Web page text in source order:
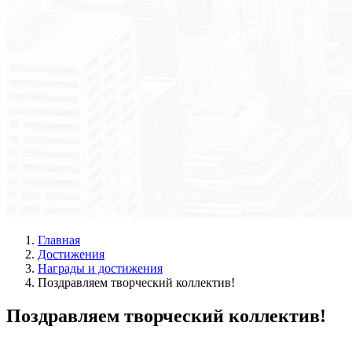
Главная
Достижения
Награды и достижения
Поздравляем творческий коллектив!
Поздравляем творческий коллектив!